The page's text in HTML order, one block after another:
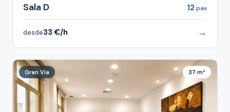
Sala D 12 pax
desde33 €/h →
Gran Vía 37 m²